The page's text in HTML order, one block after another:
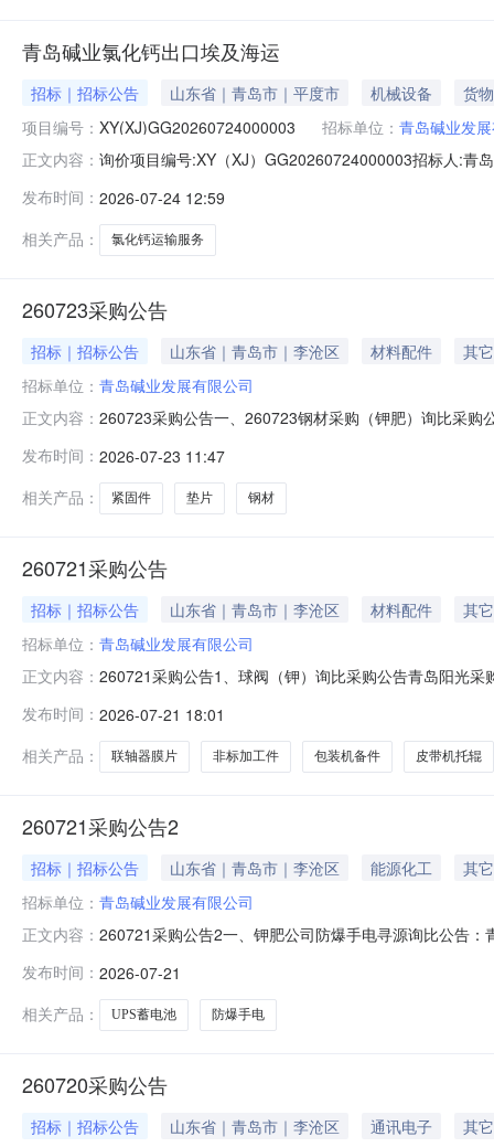
青岛碱业氯化钙出口埃及海运
招标｜招标公告 山东省｜青岛市｜平度市 机械设备
货物
项目编号： XY(XJ)GG20260724000003 招标单位： 青岛碱业发
正文内容： 询价项目编号:XY（XJ）GG20260724000003招标人:青
话:15020060015
发布时间： 2026-07-24 12:59
相关产品：
氯化钙运输服务
260723采购公告
招标｜招标公告 山东省｜青岛市｜李沧区 材料配件
其它
招标单位： 青岛碱业发展有限公司
正文内容： 260723采购公告一、260723钢材采购（钾肥）询比采
发布时间： 2026-07-23 11:47
相关产品：
紧固件 垫片 钢材
260721采购公告
招标｜招标公告 山东省｜青岛市｜李沧区 材料配件
其它
招标单位： 青岛碱业发展有限公司
正文内容： 260721采购公告1、球阀（钾）询比采购公告青岛阳光
皮带机托辊询比采购公告https://w
发布时间： 2026-07-21 18:01
相关产品：
联轴器膜片 非标加工件 包装机备件 皮带机托辊
260721采购公告2
招标｜招标公告 山东省｜青岛市｜李沧区 能源化工
其它
招标单位： 青岛碱业发展有限公司
正文内容： 260721采购公告2一、钾肥公司防爆手电寻源询比公告
发布时间： 2026-07-21
相关产品：
UPS蓄电池 防爆手电
260720采购公告
招标｜招标公告 山东省｜青岛市｜李沧区 通讯电子
其它